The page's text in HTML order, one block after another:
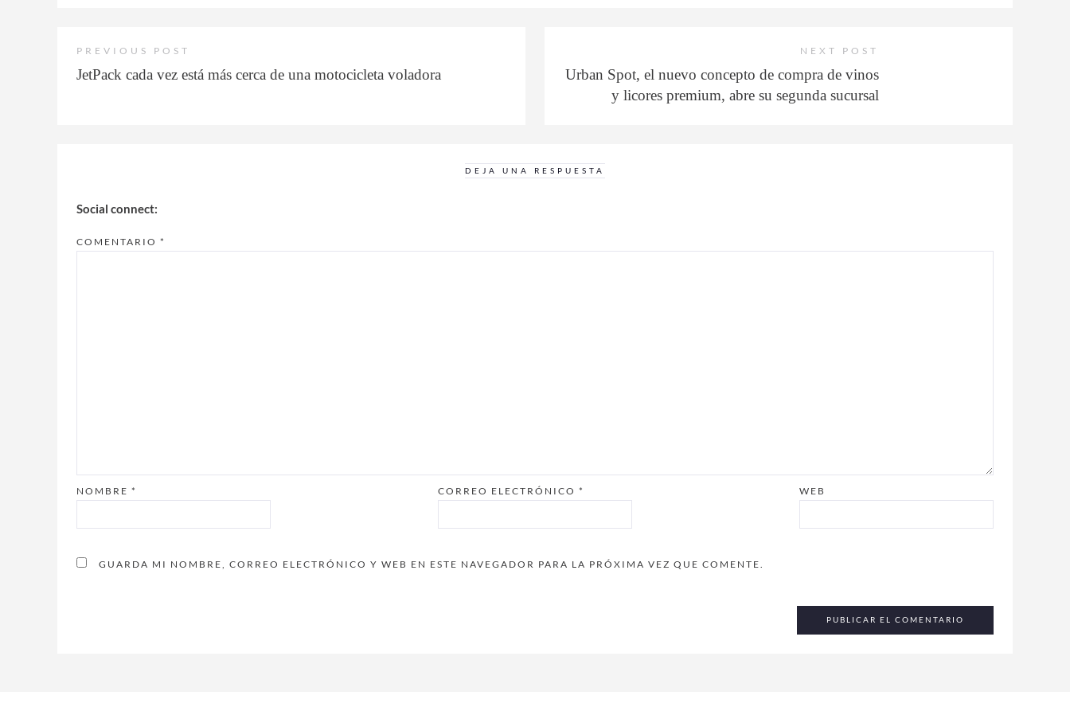
PREVIOUS POST
JetPack cada vez está más cerca de una motocicleta voladora
NEXT POST
Urban Spot, el nuevo concepto de compra de vinos
y licores premium, abre su segunda sucursal
DEJA UNA RESPUESTA
Social connect:
COMENTARIO *
NOMBRE * CORREO ELECTRÓNICO * WEB
GUARDA MI NOMBRE, CORREO ELECTRÓNICO Y WEB EN ESTE NAVEGADOR PARA LA PRÓXIMA VEZ QUE COMENTE.